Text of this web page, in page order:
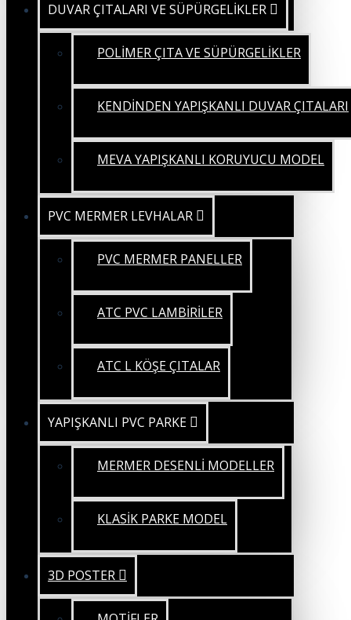
DUVAR ÇITALARI VE SÜPÜRGELİKLER
POLİMER ÇITA VE SÜPÜRGELİKLER
KENDİNDEN YAPIŞKANLI DUVAR ÇITALARI
MEVA YAPIŞKANLI KORUYUCU MODEL
PVC MERMER LEVHALAR
PVC MERMER PANELLER
ATC PVC LAMBİRİLER
ATC L KÖŞE ÇITALAR
YAPIŞKANLI PVC PARKE
MERMER DESENLİ MODELLER
KLASİK PARKE MODEL
3D POSTER